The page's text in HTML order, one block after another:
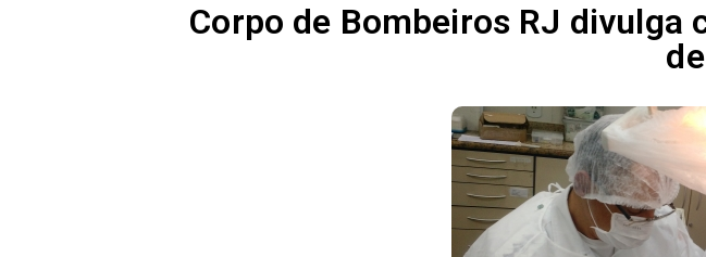
Corpo de Bombeiros RJ